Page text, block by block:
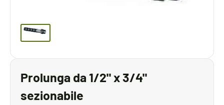
Prolunga da 1/2" x 3/4"
sezionabile